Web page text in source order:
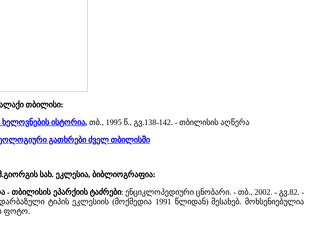
თბილისი:
ხელოვნების ისტორია, თბ., 1995 წ., გვ.138-142. - თბილისის აღწერა
გათხრები ძველ თბილისში
სახ. ეკლესია, ბიბლიოგრაფია:
- თბილისის ეპარქიის ტაძრები: ენციკლოპედიური ცნობარი. - თბ., 2002. - გვ.82. -
ტიპის ეკლესიის (მოქმედია 1991 წლიდან) შესახებ. მოხსენიებულია
ფოტო.